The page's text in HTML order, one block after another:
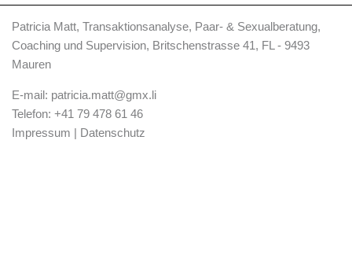
Patricia Matt, Transaktionsanalyse, Paar- & Sexualberatung,
Coaching und Supervision, Britschenstrasse 41, FL - 9493
Mauren
E-mail: patricia.matt@gmx.li
Telefon: +41 79 478 61 46
Impressum | Datenschutz